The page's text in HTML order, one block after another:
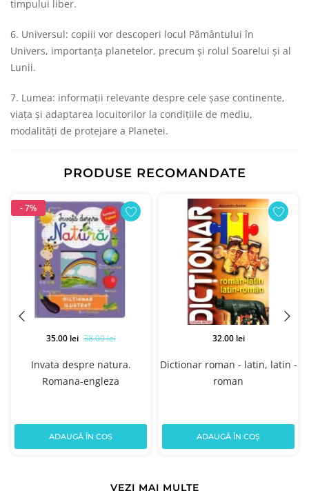
timpului liber.
6. Universul: copiii vor descoperi locul Pământului în
Univers, importanţa planetelor, precum şi rolul Soarelui şi al
Lunii.
7. Lumea: informaţii relevante despre cele şase continente,
viaţa şi adaptarea locuitorilor la condiţiile de mediu,
modalităţi de protejare a Planetei.
PRODUSE RECOMANDATE
- 7%
Invata despre natura.
Romana-engleza
35.00 lei 38.00 lei
ADAUGĂ ÎN COȘ
Dictionar roman - latin, latin -
roman
32.00 lei
ADAUGĂ ÎN COȘ
VEZI MAI MULTE